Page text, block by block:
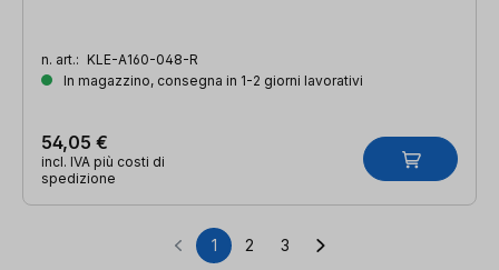
n. art.: KLE-A160-048-R
In magazzino, consegna in 1-2 giorni lavorativi
54,05 €
incl. IVA più costi di
spedizione
Pagina
1 Pagina
2 Pagina
3